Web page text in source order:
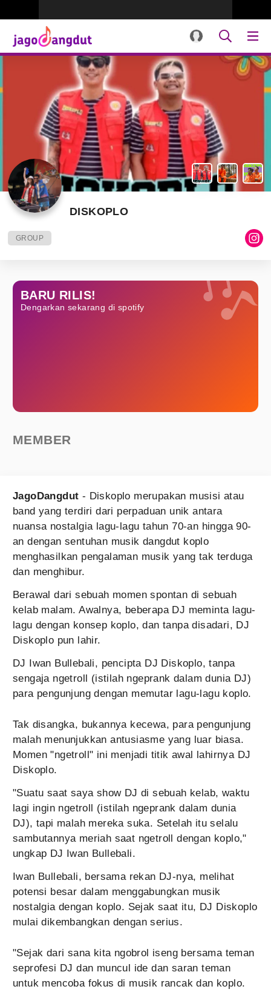
DISKOPLO
GROUP
BARU RILIS!
Dengarkan sekarang di spotify
MEMBER
JagoDangdut - Diskoplo merupakan musisi atau
band yang terdiri dari perpaduan unik antara
nuansa nostalgia lagu-lagu tahun 70-an hingga 90-
an dengan sentuhan musik dangdut koplo
menghasilkan pengalaman musik yang tak terduga
dan menghibur.
Berawal dari sebuah momen spontan di sebuah
kelab malam. Awalnya, beberapa DJ meminta lagu-
lagu dengan konsep koplo, dan tanpa disadari, DJ
Diskoplo pun lahir.
DJ Iwan Bullebali, pencipta DJ Diskoplo, tanpa
sengaja ngetroll (istilah ngeprank dalam dunia DJ)
para pengunjung dengan memutar lagu-lagu koplo.
Tak disangka, bukannya kecewa, para pengunjung
malah menunjukkan antusiasme yang luar biasa.
Momen "ngetroll" ini menjadi titik awal lahirnya DJ
Diskoplo.
"Suatu saat saya show DJ di sebuah kelab, waktu
lagi ingin ngetroll (istilah ngeprank dalam dunia
DJ), tapi malah mereka suka. Setelah itu selalu
sambutannya meriah saat ngetroll dengan koplo,"
ungkap DJ Iwan Bullebali.
Iwan Bullebali, bersama rekan DJ-nya, melihat
potensi besar dalam menggabungkan musik
nostalgia dengan koplo. Sejak saat itu, DJ Diskoplo
mulai dikembangkan dengan serius.
"Sejak dari sana kita ngobrol iseng bersama teman
seprofesi DJ dan muncul ide dan saran teman
untuk mencoba fokus di musik rancak dan koplo.